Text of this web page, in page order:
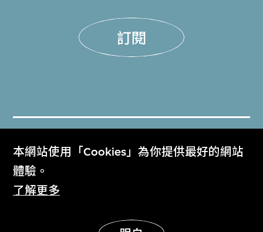
本網站使用「Cookies」為你提供最好的網站
體驗。
了解更多
訂閱
門票
Get Tickets
M+雜誌